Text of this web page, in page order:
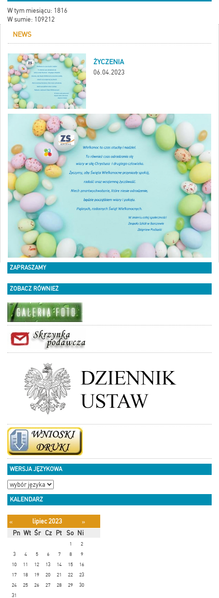
W tym miesiącu: 1816
W sumie: 109212
NEWS
ŻYCZENIA
06.04.2023
ZAPRASZAMY
ZOBACZ RÓWNIEŻ
WERSJA JĘZYKOWA
KALENDARZ
« lipiec 2023
»
Pn Wt Śr Cz Pt So Ni
1
2
3
4 5 6 7 8
9
10
11 12 13 14 15
16
17
18 19 20 21 22
23
24
25 26 27 28 29
30
31